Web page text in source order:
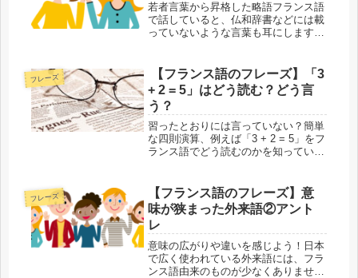
若者言葉から昇格した略語フランス語
で話していると、仏和辞書などには載
っていないような言葉も耳にします。
もに社会的にも認知されて、多くの人
が使うようになった言葉です。かしこ
ま...
フレーズ
【フランス語のフレーズ】「3
+ 2 = 5」はどう読む？どう言
う？
習ったとおりには言っていない？簡単
な四則演算、例えば「3 + 2 = 5」をフ
ランス語でどう読むのかを知っていま
た読み方通りには言っていません。フ
ランスの子どもたちは、どの...
フレーズ
【フランス語のフレーズ】意
味が狭まった外来語②アント
レ
意味の広がりや違いを感じよう！日本
で広く使われている外来語には、フラ
ンス語由来のものが少なくありませ